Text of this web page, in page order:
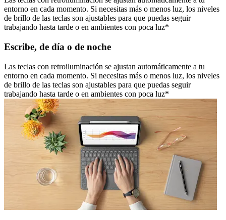
entorno en cada momento. Si necesitas más o menos luz, los niveles
de brillo de las teclas son ajustables para que puedas seguir
trabajando hasta tarde o en ambientes con poca luz*
Escribe, de día o de noche
Las teclas con retroiluminación se ajustan automáticamente a tu
entorno en cada momento. Si necesitas más o menos luz, los niveles
de brillo de las teclas son ajustables para que puedas seguir
trabajando hasta tarde o en ambientes con poca luz*